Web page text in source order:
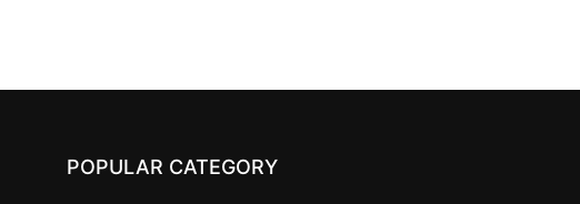
POPULAR CATEGORY